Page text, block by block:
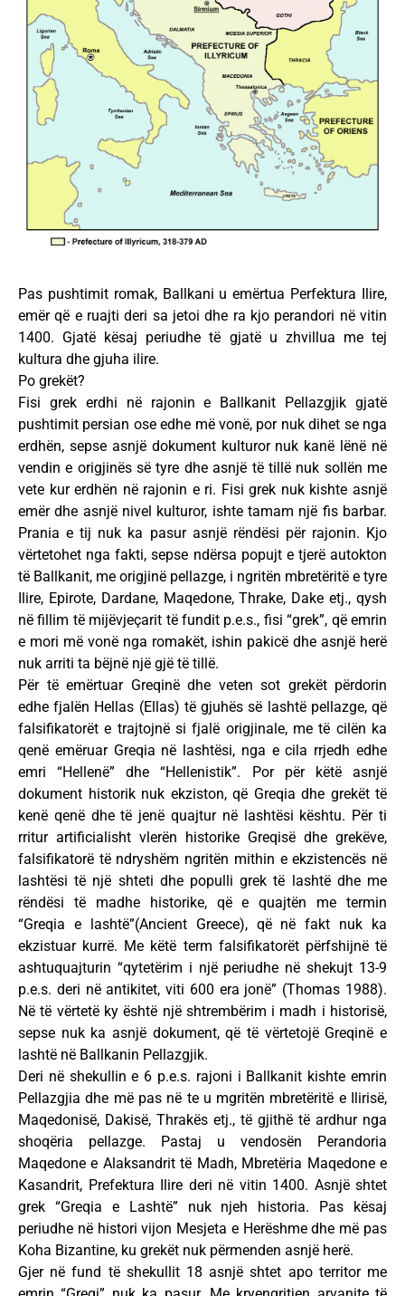
Pas pushtimit romak, Ballkani u emërtua Perfektura Ilire,
emër që e ruajti deri sa jetoi dhe ra kjo perandori në vitin
1400. Gjatë kësaj periudhe të gjatë u zhvillua me tej
kultura dhe gjuha ilire.
Po grekët?
Fisi grek erdhi në rajonin e Ballkanit Pellazgjik gjatë
pushtimit persian ose edhe më vonë, por nuk dihet se nga
erdhën, sepse asnjë dokument kulturor nuk kanë lënë në
vendin e origjinës së tyre dhe asnjë të tillë nuk sollën me
vete kur erdhën në rajonin e ri. Fisi grek nuk kishte asnjë
emër dhe asnjë nivel kulturor, ishte tamam një fis barbar.
Prania e tij nuk ka pasur asnjë rëndësi për rajonin. Kjo
vërtetohet nga fakti, sepse ndërsa popujt e tjerë autokton
të Ballkanit, me origjinë pellazge, i ngritën mbretëritë e tyre
Ilire, Epirote, Dardane, Maqedone, Thrake, Dake etj., qysh
në fillim të mijëvjeçarit të fundit p.e.s., fisi “grek”, që emrin
e mori më vonë nga romakët, ishin pakicë dhe asnjë herë
nuk arriti ta bëjnë një gjë të tillë.
Për të emërtuar Greqinë dhe veten sot grekët përdorin
edhe fjalën Hellas (Ellas) të gjuhës së lashtë pellazge, që
falsifikatorët e trajtojnë si fjalë origjinale, me të cilën ka
qenë emëruar Greqia në lashtësi, nga e cila rrjedh edhe
emri “Hellenë” dhe “Hellenistik”. Por për këtë asnjë
dokument historik nuk ekziston, që Greqia dhe grekët të
kenë qenë dhe të jenë quajtur në lashtësi kështu. Për ti
rritur artificialisht vlerën historike Greqisë dhe grekëve,
falsifikatorë të ndryshëm ngritën mithin e ekzistencës në
lashtësi të një shteti dhe populli grek të lashtë dhe me
rëndësi të madhe historike, që e quajtën me termin
“Greqia e lashtë”(Ancient Greece), që në fakt nuk ka
ekzistuar kurrë. Me këtë term falsifikatorët përfshijnë të
ashtuquajturin “qytetërim i një periudhe në shekujt 13-9
p.e.s. deri në antikitet, viti 600 era jonë” (Thomas 1988).
Në të vërtetë ky është një shtrembërim i madh i historisë,
sepse nuk ka asnjë dokument, që të vërtetojë Greqinë e
lashtë në Ballkanin Pellazgjik.
Deri në shekullin e 6 p.e.s. rajoni i Ballkanit kishte emrin
Pellazgjia dhe më pas në te u mgritën mbretëritë e Ilirisë,
Maqedonisë, Dakisë, Thrakës etj., të gjithë të ardhur nga
shoqëria pellazge. Pastaj u vendosën Perandoria
Maqedone e Alaksandrit të Madh, Mbretëria Maqedone e
Kasandrit, Prefektura Ilire deri në vitin 1400. Asnjë shtet
grek “Greqia e Lashtë” nuk njeh historia. Pas kësaj
periudhe në histori vijon Mesjeta e Herëshme dhe më pas
Koha Bizantine, ku grekët nuk përmenden asnjë herë.
Gjer në fund të shekullit 18 asnjë shtet apo territor me